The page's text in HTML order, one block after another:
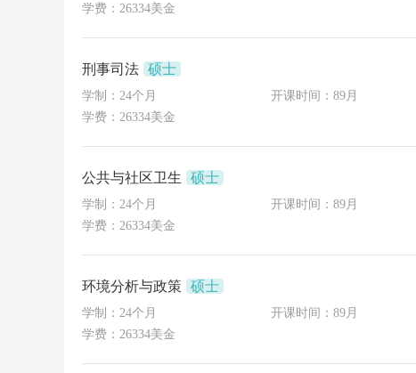
学费：26334美金
刑事司法 硕士
学制：24个月 开课时间：89月
学费：26334美金
公共与社区卫生 硕士
学制：24个月 开课时间：89月
学费：26334美金
环境分析与政策 硕士
学制：24个月 开课时间：89月
学费：26334美金